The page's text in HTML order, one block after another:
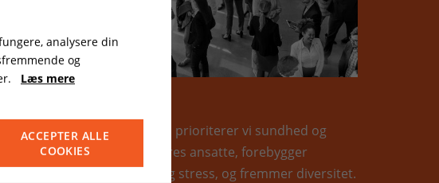
Som virksomhed prioriterer vi sundhed og
sikkerhed for vores ansatte, forebygger
arbejdsskader og stress, og fremmer diversitet.
analysere din
og
Læs mere
ACCEPTER ALLE
COOKIES